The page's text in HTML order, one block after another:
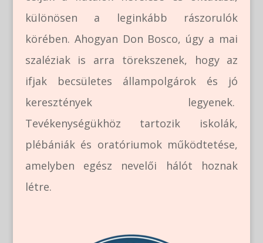
különösen a leginkább rászorulók
körében​. Ahogyan Don Bosco, úgy a mai
szaléziak is arra törekszenek, hogy az
ifjak becsületes állampolgárok és jó
keresztények legyenek.
Tevékenységükhöz tartozik iskolák,
plébániák és oratóriumok működtetése,
amelyben egész nevelői hálót hoznak
létre.